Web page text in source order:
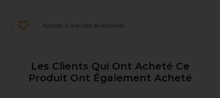
Ajouter à ma liste de souhaits
Les Clients Qui Ont Acheté Ce
Produit Ont Également Acheté